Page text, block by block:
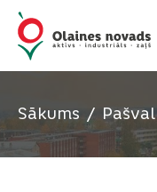
Sākums